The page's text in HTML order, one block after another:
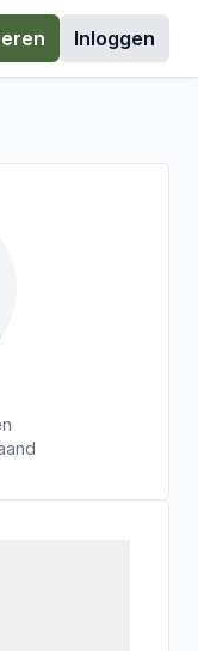
Inloggen